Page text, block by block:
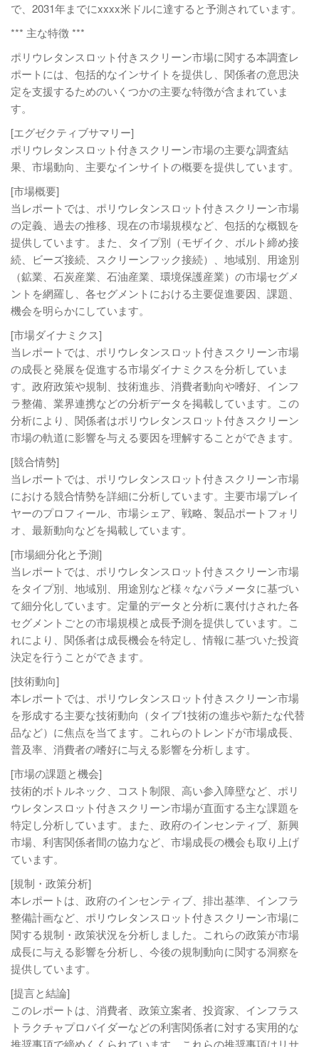
で、2031年までにxxxx米ドルに達すると予測されています。
*** 主な特徴 ***
ポリウレタンスロット付きスクリーン市場に関する本調査レ
ポートには、包括的なインサイトを提供し、関係者の意思決
定を支援するためのいくつかの主要な特徴が含まれていま
す。
[エグゼクティブサマリー]
ポリウレタンスロット付きスクリーン市場の主要な調査結
果、市場動向、主要なインサイトの概要を提供しています。
[市場概要]
当レポートでは、ポリウレタンスロット付きスクリーン市場
の定義、過去の推移、現在の市場規模など、包括的な概観を
提供しています。また、タイプ別（モザイク、ボルト締め接
続、ビーズ接続、スクリーンフック接続）、地域別、用途別
（鉱業、石炭産業、石油産業、環境保護産業）の市場セグメ
ントを網羅し、各セグメントにおける主要促進要因、課題、
機会を明らかにしています。
[市場ダイナミクス]
当レポートでは、ポリウレタンスロット付きスクリーン市場
の成長と発展を促進する市場ダイナミクスを分析していま
す。政府政策や規制、技術進歩、消費者動向や嗜好、インフ
ラ整備、業界連携などの分析データを掲載しています。この
分析により、関係者はポリウレタンスロット付きスクリーン
市場の軌道に影響を与える要因を理解することができます。
[競合情勢]
当レポートでは、ポリウレタンスロット付きスクリーン市場
における競合情勢を詳細に分析しています。主要市場プレイ
ヤーのプロフィール、市場シェア、戦略、製品ポートフォリ
オ、最新動向などを掲載しています。
[市場細分化と予測]
当レポートでは、ポリウレタンスロット付きスクリーン市場
をタイプ別、地域別、用途別など様々なパラメータに基づい
て細分化しています。定量的データと分析に裏付けされた各
セグメントごとの市場規模と成長予測を提供しています。こ
れにより、関係者は成長機会を特定し、情報に基づいた投資
決定を行うことができます。
[技術動向]
本レポートでは、ポリウレタンスロット付きスクリーン市場
を形成する主要な技術動向（タイプ1技術の進歩や新たな代替
品など）に焦点を当てます。これらのトレンドが市場成長、
普及率、消費者の嗜好に与える影響を分析します。
[市場の課題と機会]
技術的ボトルネック、コスト制限、高い参入障壁など、ポリ
ウレタンスロット付きスクリーン市場が直面する主な課題を
特定し分析しています。また、政府のインセンティブ、新興
市場、利害関係者間の協力など、市場成長の機会も取り上げ
ています。
[規制・政策分析]
本レポートは、政府のインセンティブ、排出基準、インフラ
整備計画など、ポリウレタンスロット付きスクリーン市場に
関する規制・政策状況を分析しました。これらの政策が市場
成長に与える影響を分析し、今後の規制動向に関する洞察を
提供しています。
[提言と結論]
このレポートは、消費者、政策立案者、投資家、インフラス
トラクチャプロバイダーなどの利害関係者に対する実用的な
推奨事項で締めくくられています。これらの推奨事項はリサ